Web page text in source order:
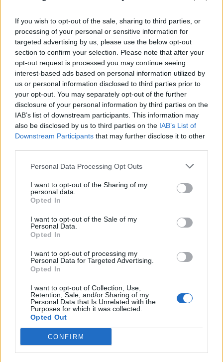
If you wish to opt-out of the sale, sharing to third parties, or
processing of your personal or sensitive information for
targeted advertising by us, please use the below opt-out
section to confirm your selection. Please note that after your
opt-out request is processed you may continue seeing
interest-based ads based on personal information utilized by
us or personal information disclosed to third parties prior to
your opt-out. You may separately opt-out of the further
disclosure of your personal information by third parties on the
IAB’s list of downstream participants. This information may
also be disclosed by us to third parties on the IAB’s List of
Downstream Participants that may further disclose it to other
Personal Data Processing Opt Outs
I want to opt-out of the Sharing of my
personal data.
Opted In
I want to opt-out of the Sale of my
Personal Data.
Opted In
I want to opt-out of processing my
Personal Data for Targeted Advertising.
Opted In
I want to opt-out of Collection, Use,
Retention, Sale, and/or Sharing of my
Personal Data that Is Unrelated with the
Purposes for which it was collected.
Opted Out
CONFIRM
Изкуствен интелект за първи път
създаде нови жизнеспособни вируси
07.08.2026 / 15:30
Астронавти на NASA излязоха в
07.08.2026 / 15:00